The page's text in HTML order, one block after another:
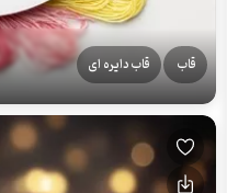
قاب قاب دایره ای